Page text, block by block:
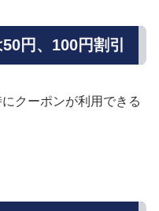
円、100円割引
クーポンが利用できる